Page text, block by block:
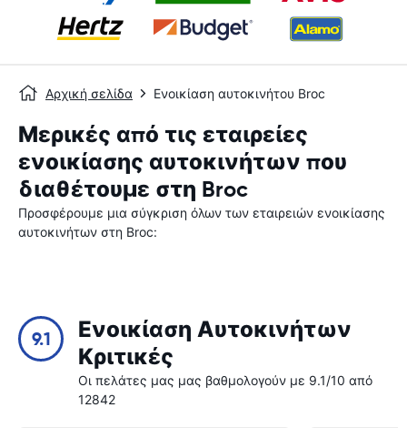
Αρχική σελίδα Ενοικίαση αυτοκινήτου Broc
Μερικές από τις εταιρείες
ενοικίασης αυτοκινήτων που
διαθέτουμε στη Broc
Προσφέρουμε μια σύγκριση όλων των εταιρειών ενοικίασης
αυτοκινήτων στη Broc:
9.1
Ενοικίαση Αυτοκινήτων
Κριτικές
Οι πελάτες μας μας βαθμολογούν με 9.1/10 από
12842